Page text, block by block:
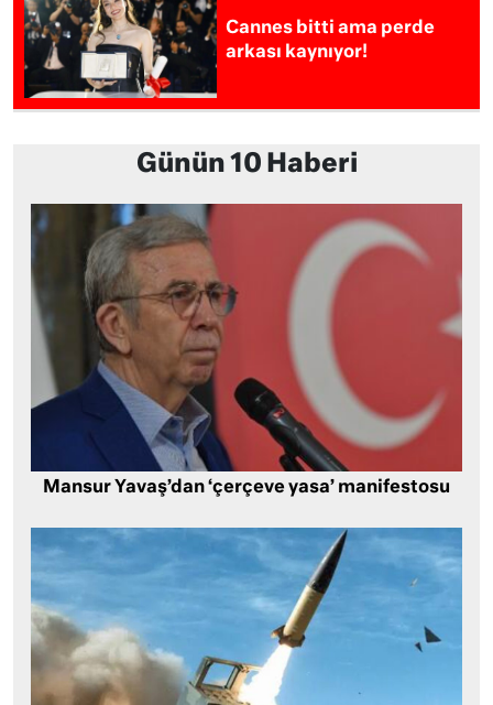
Cannes bitti ama perde
arkası kaynıyor!
Günün 10 Haberi
Mansur Yavaş’dan ‘çerçeve yasa’ manifestosu